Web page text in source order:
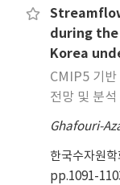
세화 기법
화와 증감
전파 과정
영향평가 과
분석을 위
로 2개 배출
을 이용한
상세화기법:
이며, 배출
during the
Korea
CMIP5 기반
전망 및 분석
Ghafouri-
한국수자원학
pp.1091-